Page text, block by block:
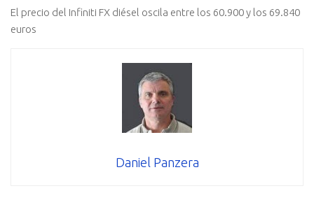
El precio del Infiniti FX diésel oscila entre los 60.900 y los 69.840
euros
Daniel Panzera